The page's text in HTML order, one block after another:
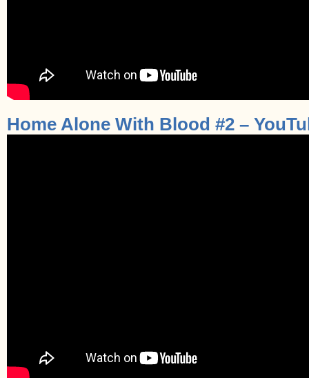
Home Alone With Blood #2 –